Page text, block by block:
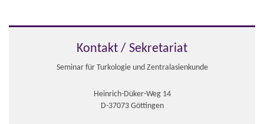
Kontakt / Sekretariat
Seminar für Turkologie und Zentralasienkunde
Heinrich-Düker-Weg 14
D-37073 Göttingen